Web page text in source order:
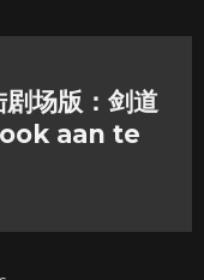
场版：剑道
aan te